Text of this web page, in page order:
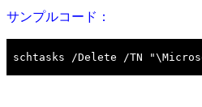
サンプルコード：